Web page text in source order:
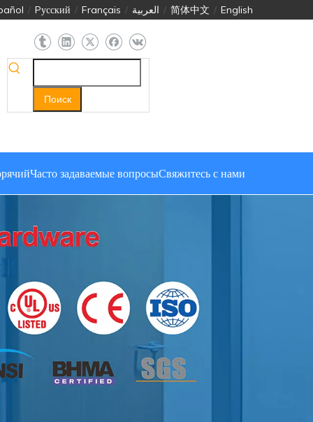
/ Pусский / Français / العربية / 简体中文 / English
Поиск
Часто задаваемые вопросыСвяжитесь с нами